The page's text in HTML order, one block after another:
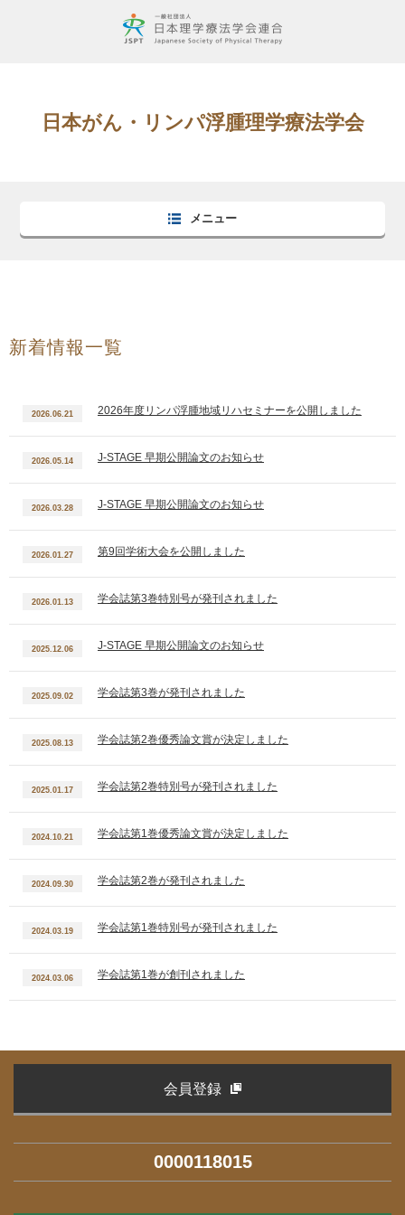
日本がん・リンパ浮腫理学療法学会
メニュー
新着情報一覧
2026.06.21 2026年度リンパ浮腫地域リハセミナーを公開しました
2026.05.14 J-STAGE 早期公開論文のお知らせ
2026.03.28 J-STAGE 早期公開論文のお知らせ
2026.01.27 第9回学術大会を公開しました
2026.01.13 学会誌第3巻特別号が発刊されました
2025.12.06 J-STAGE 早期公開論文のお知らせ
2025.09.02 学会誌第3巻が発刊されました
2025.08.13 学会誌第2巻優秀論文賞が決定しました
2025.01.17 学会誌第2巻特別号が発刊されました
2024.10.21 学会誌第1巻優秀論文賞が決定しました
2024.09.30 学会誌第2巻が発刊されました
2024.03.19 学会誌第1巻特別号が発刊されました
2024.03.06 学会誌第1巻が創刊されました
会員登録
0000118015